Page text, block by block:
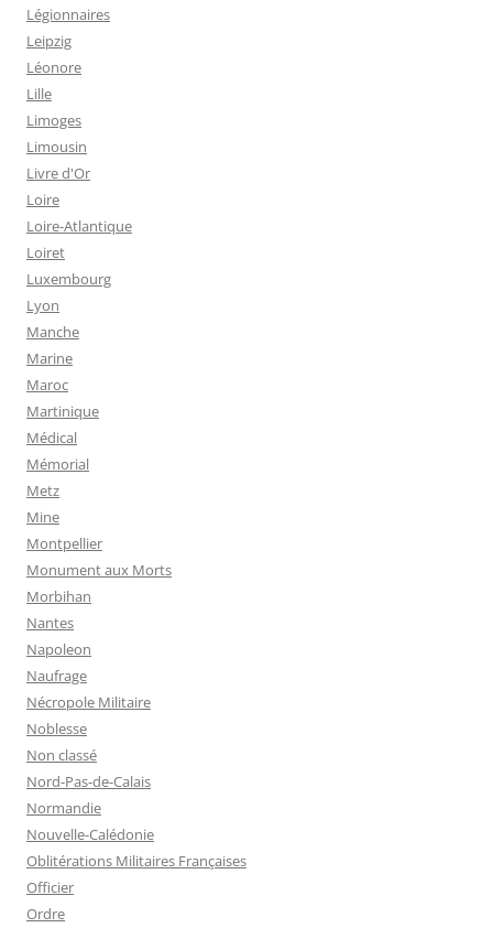
Légionnaires
Leipzig
Léonore
Lille
Limoges
Limousin
Livre d'Or
Loire
Loire-Atlantique
Loiret
Luxembourg
Lyon
Manche
Marine
Maroc
Martinique
Médical
Mémorial
Metz
Mine
Montpellier
Monument aux Morts
Morbihan
Nantes
Napoleon
Naufrage
Nécropole Militaire
Noblesse
Non classé
Nord-Pas-de-Calais
Normandie
Nouvelle-Calédonie
Oblitérations Militaires Françaises
Officier
Ordre